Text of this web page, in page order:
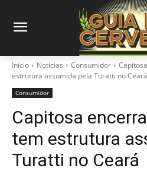
Início Notícias Consumidor
estrutura assumida pela Turatti no Ceará
Consumidor
Capitosa
tem estrutura
Turatti no Ceará